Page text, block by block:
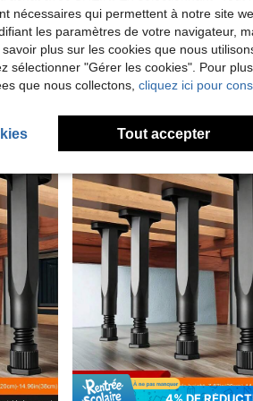
durables, convient pour les grands lits, canapés et tables
9% DE
-9% 6 pièces de pinces de fixation de matelas en métal réglables, blocs de fixation de matelas antidérapants, empêchent le matelas de glisser, fixateur de matelas en métal
Seulement 4 restant
CA$30.67
nécessaires qui permettent à notre site
les paramètres de votre navigateur,
plus sur les cookies que nous
sélectionner "Gérer les cookies". Pour
que nous collectons, cliquez ici pour
Tout accepter